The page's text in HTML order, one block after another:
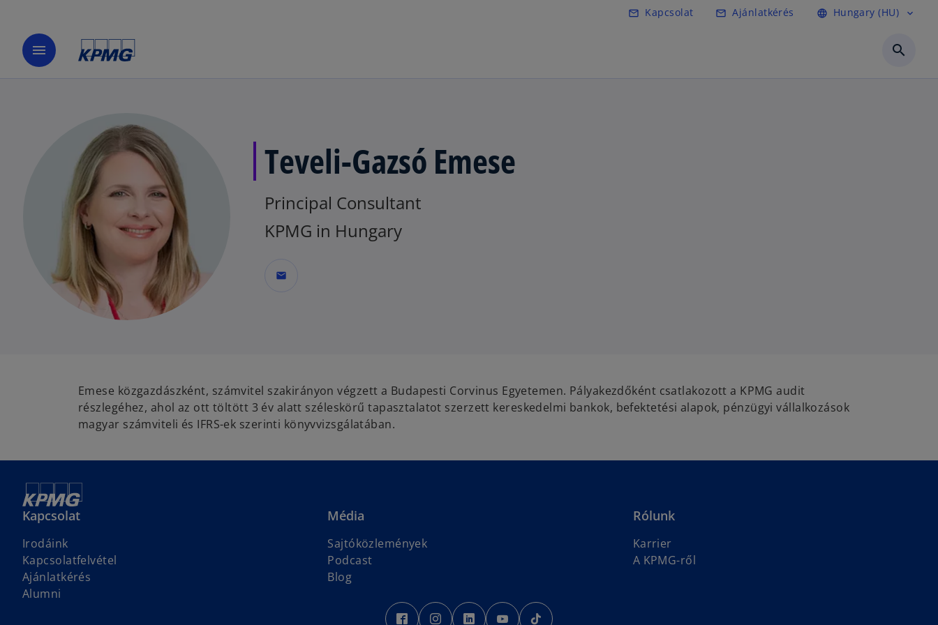
mail_outline Kapcsolat mail_outline Ajánlatkérés language Hungary (HU) expand_more
menu search
Teveli-Gazsó Emese
Principal Consultant
KPMG in Hungary
mail
Emese közgazdászként, számvitel szakirányon végzett a Budapesti Corvinus Egyetemen. Pályakezdőként csatlakozott a KPMG audit
részlegéhez, ahol az ott töltött 3 év alatt széleskörű tapasztalatot szerzett kereskedelmi bankok, befektetési alapok, pénzügyi vállalkozások
magyar számviteli és IFRS-ek szerinti könyvvizsgálatában.
Kapcsolat
Irodáink
Kapcsolatfelvétel
Ajánlatkérés
Alumni
Média
Sajtóközlemények
Podcast
Blogo
Rólunk
Karrier
A KPMG-ről
o
o
o
o